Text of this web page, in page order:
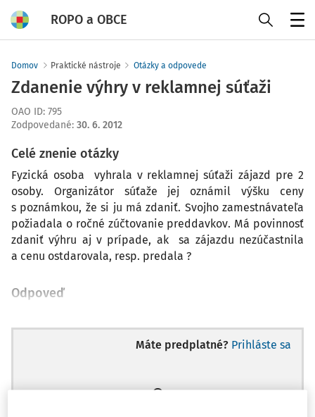
ROPO a OBCE
Domov Praktické nástroje Otázky a odpovede
Zdanenie výhry v reklamnej súťaži
OAO ID: 795
Zodpovedané: 30. 6. 2012
Celé znenie otázky
Fyzická osoba vyhrala v reklamnej súťaži zájazd pre 2
osoby. Organizátor súťaže jej oznámil výšku ceny
s poznámkou, že si ju má zdaniť. Svojho zamestnávateľa
požiadala o ročné zúčtovanie preddavkov. Má povinnosť
zdaniť výhru aj v prípade, ak sa zájazdu nezúčastnila
a cenu ostdarovala, resp. predala ?
Odpoveď
Máte predplatné? Prihláste sa